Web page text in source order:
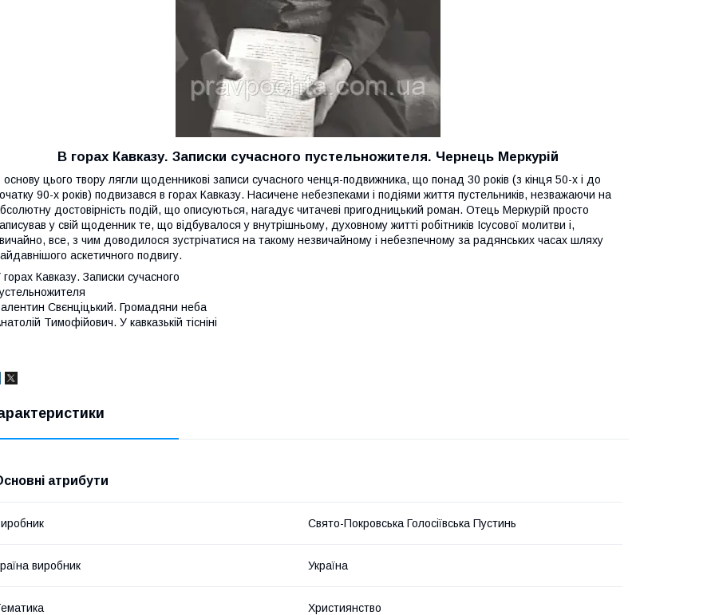
В горах Кавказу. Записки сучасного пустельножителя. Чернець Меркурій
основу цього твору лягли щоденникові записи сучасного ченця-подвижника, що понад 30 років (з кінця 50-х і до
90-х років) подвизався в горах Кавказу. Насичене небезпеками і подіями життя пустельників, незважаючи на
достовірність подій, що описуються, нагадує читачеві пригодницький роман. Отець Меркурій просто
у свій щоденник те, що відбувалося у внутрішньому, духовному житті робітників Ісусової молитви і,
все, з чим доводилося зустрічатися на такому незвичайному і небезпечному за радянських часах шляху
аскетичного подвигу.
горах Кавказу. Записки сучасного
Свєнціцький. Громадяни неба
Тимофійович. У кавказькій тісніні
атрибути
Свято-Покровська Голосіївська Пустинь
виробник Україна
Християнство